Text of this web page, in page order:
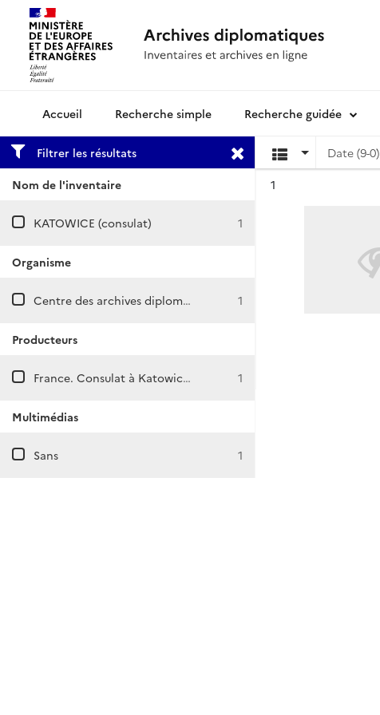
Archives diplomatiquesRecherche simple Recherche guidée
Filtrer les résultats
Nom de l'inventaire
KATOWICE (consulat) 1
Organisme
Centre des archives diplomatiques de Nantes 1
Producteurs
France. Consulat à Katowice (Pologne) 1
Multimédias
Sans 1
Date (9-0)
1